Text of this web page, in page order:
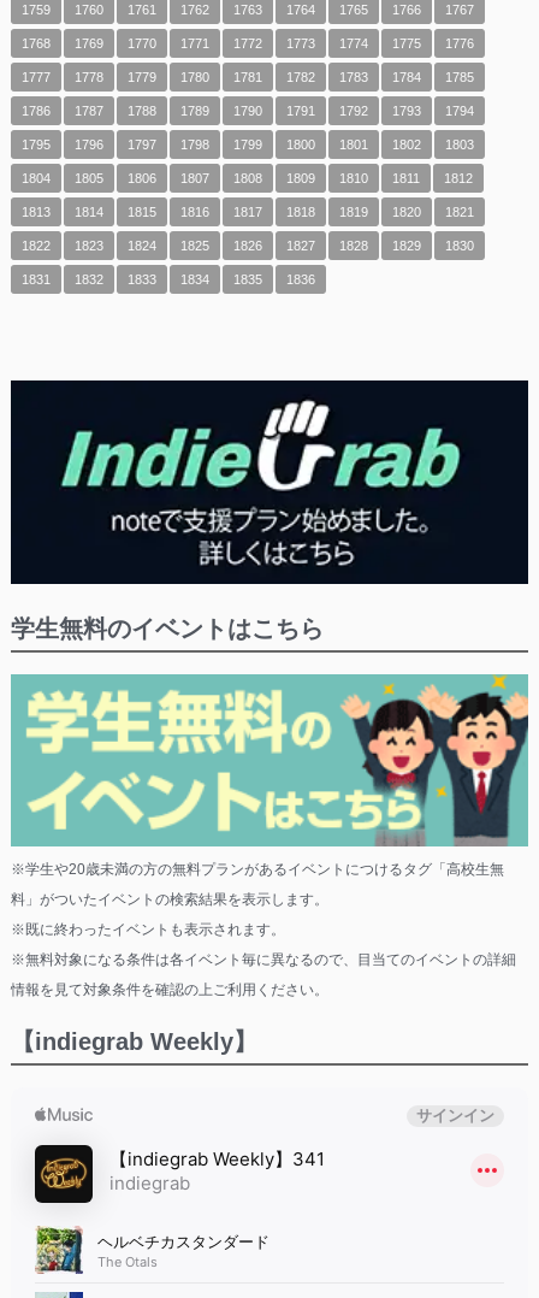
1759 1760 1761 1762 1763 1764 1765 1766 1767
1768 1769 1770 1771 1772 1773 1774 1775 1776
1777 1778 1779 1780 1781 1782 1783 1784 1785
1786 1787 1788 1789 1790 1791 1792 1793 1794
1795 1796 1797 1798 1799 1800 1801 1802 1803
1804 1805 1806 1807 1808 1809 1810 1811 1812
1813 1814 1815 1816 1817 1818 1819 1820 1821
1822 1823 1824 1825 1826 1827 1828 1829 1830
1831 1832 1833 1834 1835 1836
学生無料のイベントはこちら
※学生や20歳未満の方の無料プランがあるイベントにつけるタグ「高校生無
料」がついたイベントの検索結果を表示します。
※既に終わったイベントも表示されます。
※無料対象になる条件は各イベント毎に異なるので、目当てのイベントの詳細
情報を見て対象条件を確認の上ご利用ください。
【indiegrab Weekly】